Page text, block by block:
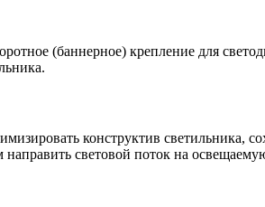
(баннерное) крепление для
конструктив светильника,
световой поток на